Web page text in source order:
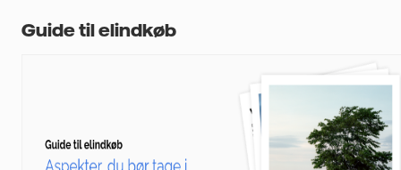
Guide til elindkøb